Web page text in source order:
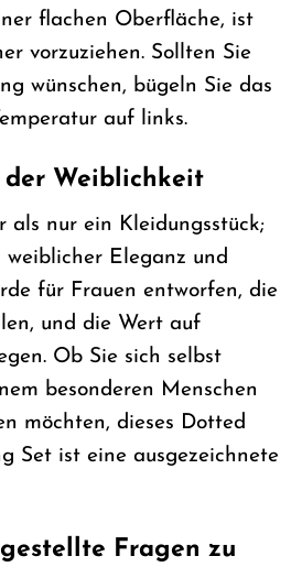
flachen Oberfläche, ist
vorzuziehen. Sollten Sie
wünschen, bügeln Sie das
auf links.
der Weiblichkeit
als nur ein Kleidungsstück;
weiblicher Eleganz und
für Frauen entworfen, die
und die Wert auf
Ob Sie sich selbst
besonderen Menschen
möchten, dieses Dotted
Set ist eine ausgezeichnete
Fragen zu